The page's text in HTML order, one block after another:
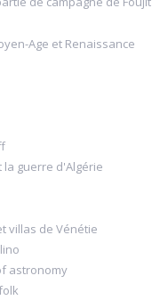
Age et Renaissance
la guerre d'Algérie
villas de Vénétie
astronomy